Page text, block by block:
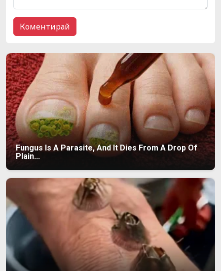
Fungus Is A Parasite, And It Dies From A Drop Of
Plain...